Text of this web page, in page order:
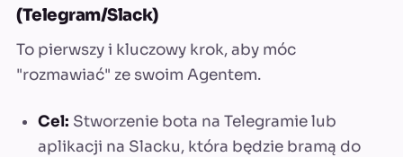
(Telegram/Slack)
To pierwszy i kluczowy krok, aby móc
"rozmawiać" ze swoim Agentem.
Cel: Stworzenie bota na Telegramie lub
aplikacji na Slacku, która będzie bramą do